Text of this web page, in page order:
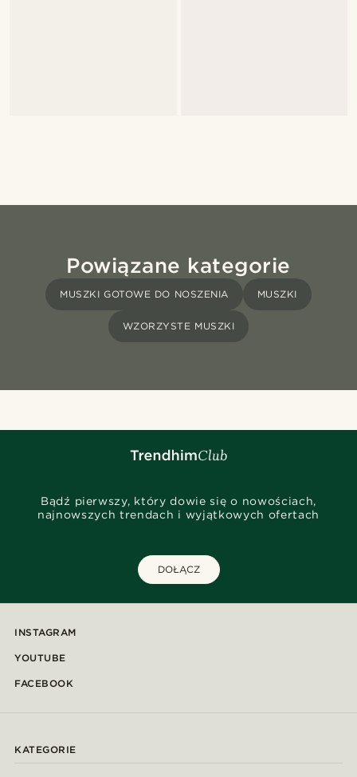
Powiązane kategorie
MUSZKI GOTOWE DO NOSZENIA MUSZKI
WZORZYSTE MUSZKI
Bądź pierwszy, który dowie się o nowościach,
najnowszych trendach i wyjątkowych ofertach
DOŁĄCZ
INSTAGRAM
YOUTUBE
FACEBOOK
KATEGORIE